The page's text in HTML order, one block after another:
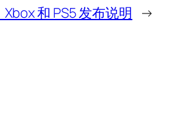
和 PS5 发布说明 →